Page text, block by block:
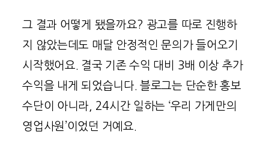
그 결과 어떻게 됐을까요? 광고를 따로 진행하
지 않았는데도 매달 안정적인 문의가 들어오기
시작했어요. 결국 기존 수익 대비 3배 이상 추가
수익을 내게 되었습니다. 블로그는 단순한 홍보
수단이 아니라, 24시간 일하는 ‘우리 가게만의
영업사원’이었던 거예요.